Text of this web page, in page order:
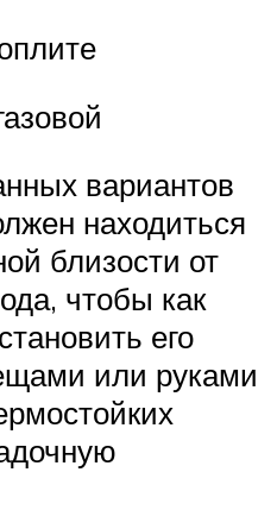
вариантов
находиться
близости от
чтобы как
его
или руками